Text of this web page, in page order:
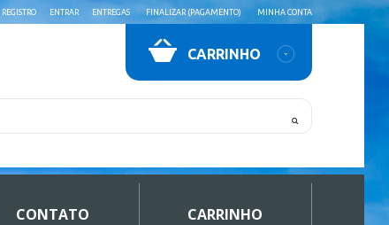
REGISTRO ENTRAR ENTREGAS FINALIZAR (PAGAMENTO) MINHA CONTA
CARRINHO
CONTATO CARRINHO